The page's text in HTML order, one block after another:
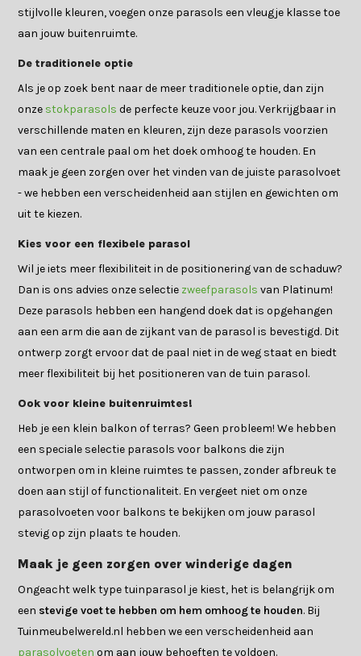
stijlvolle kleuren, voegen onze parasols een vleugje klasse toe
aan jouw buitenruimte.
De traditionele optie
Als je op zoek bent naar de meer traditionele optie, dan zijn
onze stokparasols de perfecte keuze voor jou. Verkrijgbaar in
verschillende maten en kleuren, zijn deze parasols voorzien
van een centrale paal om het doek omhoog te houden. En
maak je geen zorgen over het vinden van de juiste parasolvoet
- we hebben een verscheidenheid aan stijlen en gewichten om
uit te kiezen.
Kies voor een flexibele parasol
Wil je iets meer flexibiliteit in de positionering van de schaduw?
Dan is ons advies onze selectie zweefparasols van Platinum!
Deze parasols hebben een hangend doek dat is opgehangen
aan een arm die aan de zijkant van de parasol is bevestigd. Dit
ontwerp zorgt ervoor dat de paal niet in de weg staat en biedt
meer flexibiliteit bij het positioneren van de tuin parasol.
Ook voor kleine buitenruimtes!
Heb je een klein balkon of terras? Geen probleem! We hebben
een speciale selectie parasols voor balkons die zijn
ontworpen om in kleine ruimtes te passen, zonder afbreuk te
doen aan stijl of functionaliteit. En vergeet niet om onze
parasolvoeten voor balkons te bekijken om jouw parasol
stevig op zijn plaats te houden.
Maak je geen zorgen over winderige dagen
Ongeacht welk type tuinparasol je kiest, het is belangrijk om
een stevige voet te hebben om hem omhoog te houden. Bij
Tuinmeubelwereld.nl hebben we een verscheidenheid aan
parasolvoeten om aan jouw behoeften te voldoen.